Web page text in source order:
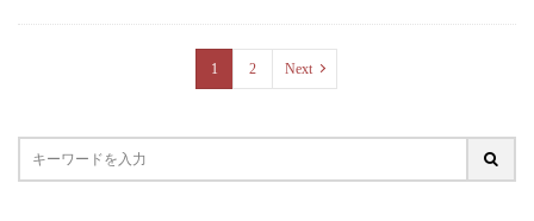
1 2 Next